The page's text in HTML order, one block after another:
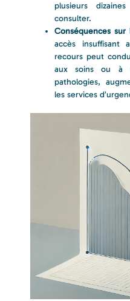
plusieurs
consulter.
Conséquences
accès insuffisant
recours peut
aux soins ou à
pathologies,
les services